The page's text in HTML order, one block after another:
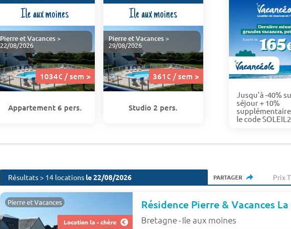
Ile aux moines
1034€ / sem >
Pierre et Vacances>
22/08/2026
Appartement 6 pers.
Ile aux moines
361€ / sem >
Pierre et Vacances>
29/08/2026
Studio 2 pers.
Jusqu'à -40%
séjour + 10%
le code
Résultats > 14 locations le 22/08/2026 PARTAGER Prix
Location la - chère
Pierre et Vacances
Bretagne- Ile aux moines